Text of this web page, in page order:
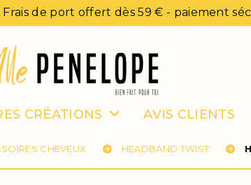
de port offert dès 59 € - paiement
CRÉATIONS AVIS CLIENTS
CHEVEUX HEADBAND TWIST